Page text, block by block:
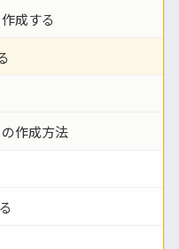
成する
作成方法